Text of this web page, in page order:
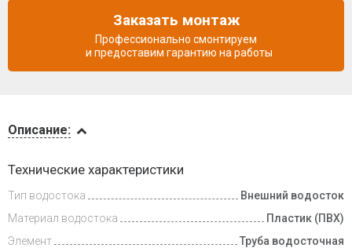
и оплата
Описание:
Технические характеристики
Тип водостока
Внешний водосток
Материал водостока
Пластик (ПВХ)
Элемент
Труба водосточная
Заказать монтаж
Профессионально смонтируем
и предоставим гарантию на работы